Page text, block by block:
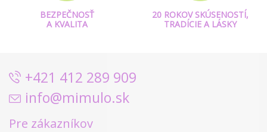
BEZPEČNOSŤ
A KVALITA
20 ROKOV SKÚSENOSTÍ,
TRADÍCIE A LÁSKY
+421 412 289 909
info@mimulo.sk
Pre zákazníkov